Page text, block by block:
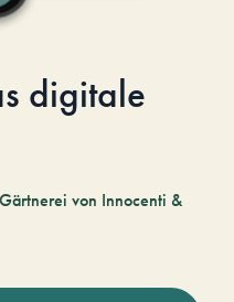
digitale
von Innocenti &